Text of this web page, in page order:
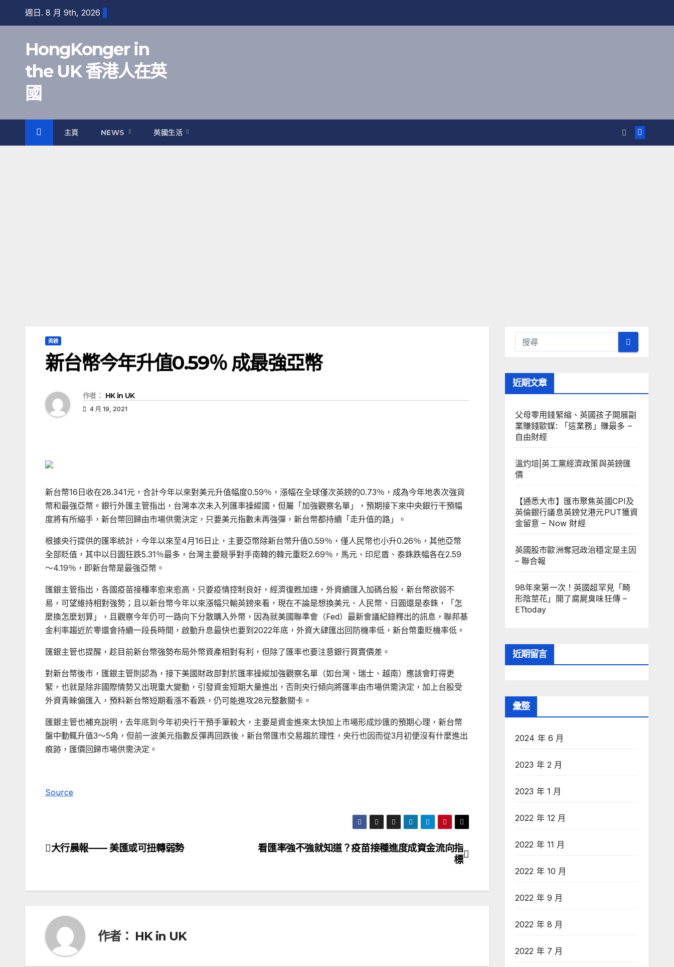
週日. 8 月 9th, 2026
HongKonger in
the UK 香港人在英
國
主頁 NEWS 英國生活
英鎊
新台幣今年升值0.59％ 成最強亞幣
作者： HK in UK
4 月 19, 2021
新台幣16日收在28.341元，合計今年以來對美元升值幅度0.59％，漲幅在全球僅次英鎊的0.73％，成為今年地表次強貨
幣和最強亞幣。銀行外匯主管指出，台灣本次未入列匯率操縱國，但屬「加強觀察名單」，預期接下來中央銀行干預幅
度將有所縮手，新台幣回歸由市場供需決定，只要美元指數未再強彈，新台幣都持續「走升值的路」。
根據央行提供的匯率統計，今年以來至4月16日止，主要亞幣除新台幣升值0.59％，僅人民幣也小升0.26％，其他亞幣
全部貶值，其中以日圓狂跌5.31％最多，台灣主要競爭對手南韓的韓元重貶2.69％，馬元、印尼盾、泰銖跌幅各在2.59
～4.19％，即新台幣是最強亞幣。
匯銀主管指出，各國疫苗接種率愈來愈高，只要疫情控制良好，經濟復甦加速，外資續匯入加碼台股，新台幣欲弱不
易，可望維持相對強勢；且以新台幣今年以來漲幅只輸英鎊來看，現在不論是想換美元、人民幣、日圓還是泰銖，「怎
麼換怎麼划算」，且觀察今年仍可一路向下分散購入外幣，因為就美國聯準會（Fed）最新會議紀錄釋出的訊息，聯邦基
金利率趨近於零還會持續一段長時間，啟動升息最快也要到2022年底，外資大肆匯出回防機率低，新台幣重貶機率低。
匯銀主管也提醒，趁目前新台幣強勢布局外幣資產相對有利，但除了匯率也要注意銀行買賣價差。
對新台幣後市，匯銀主管則認為，接下美國財政部對於匯率操縱加強觀察名單（如台灣、瑞士、越南）應該會盯得更
緊，也就是除非國際情勢又出現重大變動，引發資金短期大量進出，否則央行傾向將匯率由市場供需決定，加上台股受
外資青睞偏匯入，預料新台幣短期看漲不看跌，仍可能進攻28元整數關卡。
匯銀主管也補充說明，去年底到今年初央行干預手筆較大，主要是資金進來太快加上市場形成炒匯的預期心理，新台幣
盤中動輒升值3～5角，但前一波美元指數反彈再回跌後，新台幣匯市交易趨於理性，央行也因而從3月初便沒有什麼進出
痕跡，匯價回歸市場供需決定。
Source
文
導
覽
看匯率強不強就知道？疫苗接種進度成資金流向指
標
大行晨報—— 美匯或可扭轉弱勢
作者： HK in UK
近期文章
父母零用錢緊縮、英國孩子開展副
業賺錢歐媒: 「這業務」賺最多 –
自由財經
溫灼培|英工黨經濟政策與英鎊匯
價
【通悉大市】匯市聚焦英國CPI及
英倫銀行議息英鎊兌港元PUT獲資
金留意 – Now 財經
英國股市歐洲奪冠政治穩定是主因
– 聯合報
98年來第一次！英國超罕見「畸
形陰莖花」開了腐屍臭味狂傳 –
ETtoday
近期留言
彙整
2024 年 6 月
2023 年 2 月
2023 年 1 月
2022 年 12 月
2022 年 11 月
2022 年 10 月
2022 年 9 月
2022 年 8 月
2022 年 7 月